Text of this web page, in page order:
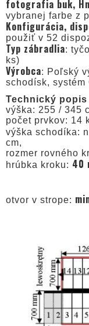
fotografia buk,
vybranej farbe z
Konfigurácia,
použiť v 52
Typ zábradlia:
ks)
Výrobca: Poľský
schodísk, systém
Technický popis
výška: 255 / 345
počet prvkov: 14
výška schodíka:
cm,
rozmer rovného
hrúbka kroku: 40
otvor v strope: